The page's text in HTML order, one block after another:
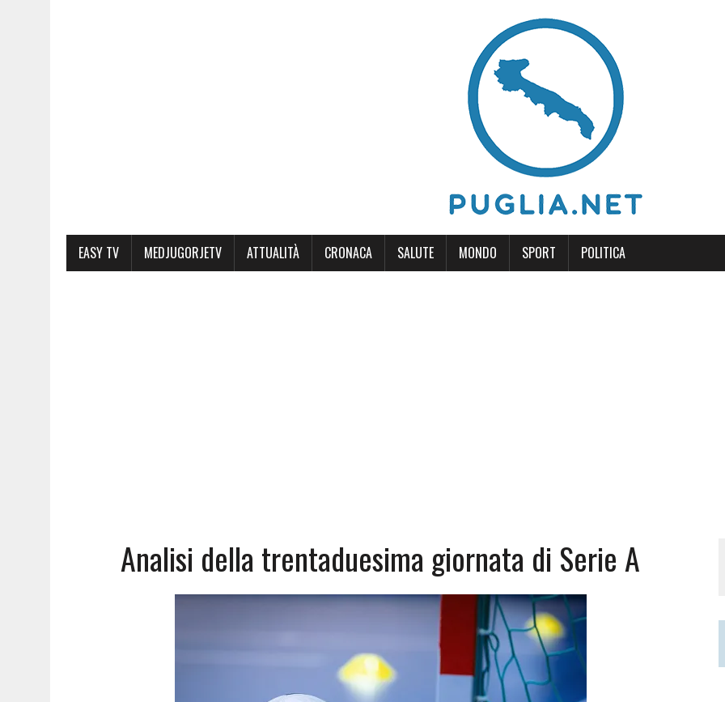
EASY TV MEDJUGORJETV ATTUALITÀ CRONACA SALUTE MONDO SPORT POLITICA
Analisi della trentaduesima giornata di Serie A